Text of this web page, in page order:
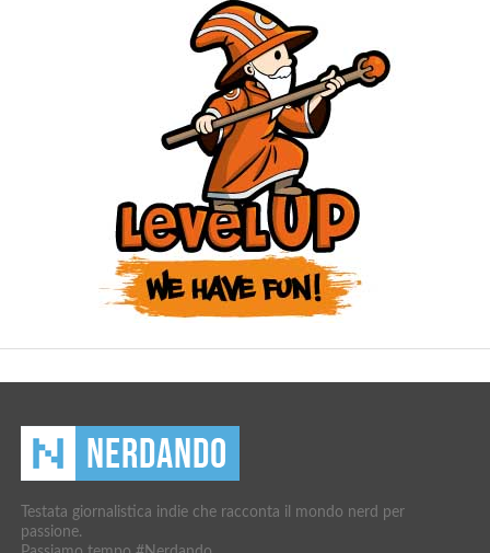
Testata giornalistica indie che racconta il mondo nerd per
passione.